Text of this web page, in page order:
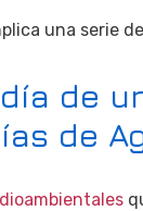
una serie
de
de